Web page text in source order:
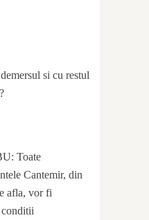
si cu restul
Toate
Cantemir, din
afla, vor fi